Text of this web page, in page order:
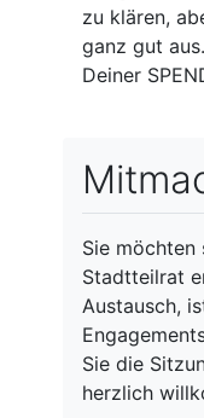
zu klären,
ganz gut
Deiner
Sie möchten
Stadtteilrat
Austausch,
Sie die
herzlich